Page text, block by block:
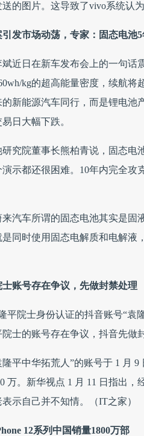
的图片。这导致了vivo系统认
发市场动荡，专家：固态电池
近日在新车发布会上的一句话
kg的超高能量密度，续航将
新能源汽车同行，而是锂电池
日大幅下跌。
究院董事长熊柏青说，固态电
示都还很困难。10年内完全
汽车所谓的固态电池其实是
同时使用固态电解质和电解液
账号存在争议，先做封禁处理
平院士身份认证的抖音账号“
士的账号存在争议，抖音先做
平中华拓荒人”的账号于 1 月
万。新华视点 1 月 11 日指出
示自己并不知情。（IT之家）
12系列中国销量1800万部